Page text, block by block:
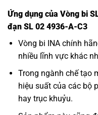
Ứng dụng của Vòng bi
đạn SL 02 4936-A-C3
Vòng bi INAchính
nhiều lĩnh vực khác
Trong ngành chế tạo
hiệu suất của các bộ
hay trục khuỷu.